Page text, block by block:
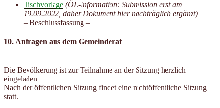
Tischvorlage (ÖL-Information: Submission erst am
19.09.2022, daher Dokument hier nachträglich ergänzt)
– Beschlussfassung –
10. Anfragen aus dem Gemeinderat
Die Bevölkerung ist zur Teilnahme an der Sitzung herzlich
eingeladen.
Nach der öffentlichen Sitzung findet eine nichtöffentliche Sitzung
statt.